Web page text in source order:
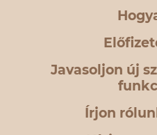
Javasoljon új
Írjon